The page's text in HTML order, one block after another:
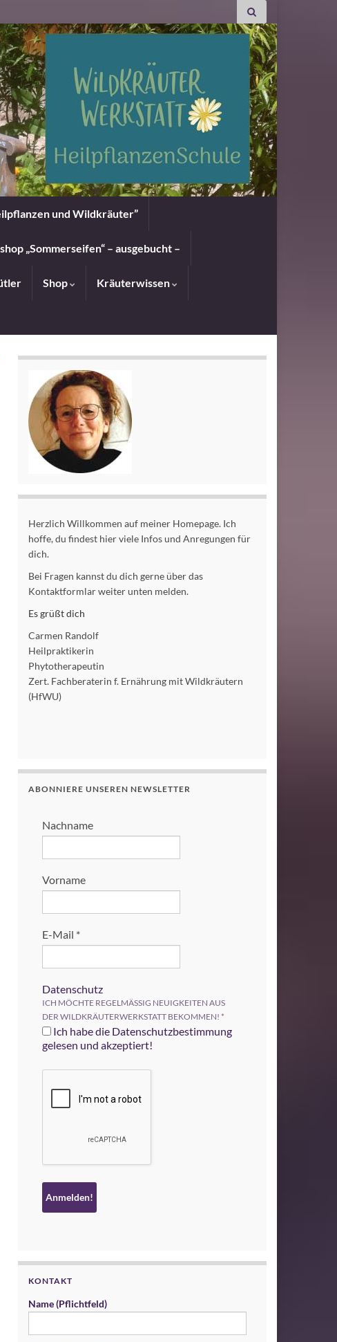
und Wildkräuter”
„Sommerseifen“ – ausgebucht –
Shop Kräuterwissen
Herzlich Willkommen auf meiner Homepage. Ich
hoffe, du findest hier viele Infos und Anregungen für
dich.
Bei Fragen kannst du dich gerne über das
Kontaktformlar weiter unten melden.
Es grüßt dich
Carmen Randolf
Heilpraktikerin
Phytotherapeutin
Zert. Fachberaterin f. Ernährung mit Wildkräutern
(HfWU)
ABONNIERE UNSEREN NEWSLETTER
Nachname
Vorname
E-Mail *
Datenschutz
ICH MÖCHTE REGELMÄSSIG NEUIGKEITEN AUS
DER WILDKRÄUTERWERKSTATT BEKOMMEN! *
Ich habe die Datenschutzbestimmung
gelesen und akzeptiert!
KONTAKT
Name (Pflichtfeld)